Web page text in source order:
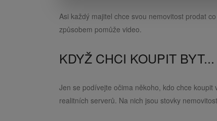
Asi každý majitel chce svou nemovitost prodat
způsobem pomůže video.
KDYŽ CHCI KOUPIT BYT...
Jen se podívejte očima někoho, kdo chce
realitních serverů. Na nich jsou stovky